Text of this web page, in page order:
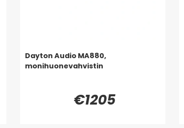
Dayton Audio MA880,
monihuonevahvistin
€1205